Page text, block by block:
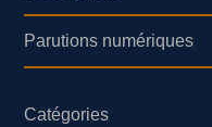
Parutions numériques
Catégories